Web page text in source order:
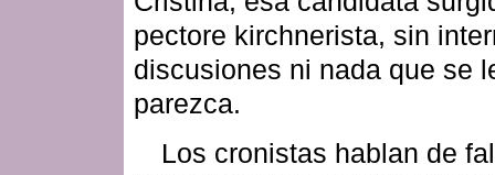
pectore kirchnerista, sin
discusiones ni nada que se
parezca.
Los cronistas hablan de